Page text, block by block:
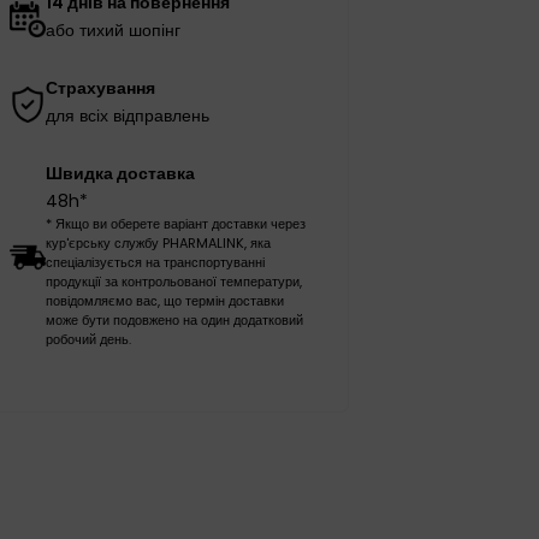
або тихий шопінг
Страхування
для всіх відправлень
Швидка доставка
48h*
* Якщо ви оберете варіант доставки через
кур'єрську службу PHARMALINK, яка
спеціалізується на транспортуванні
продукції за контрольованої температури,
повідомляємо вас, що термін доставки
може бути подовжено на один додатковий
робочий день.